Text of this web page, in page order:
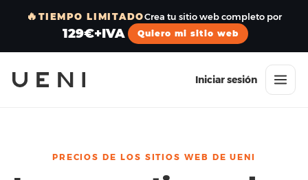
🔥 TIEMPO LIMITADOCrea tu sitio web completo por
129€+IVA Quiero mi sitio web
Iniciar sesión
PRECIOS DE LOS SITIOS WEB DE UENI